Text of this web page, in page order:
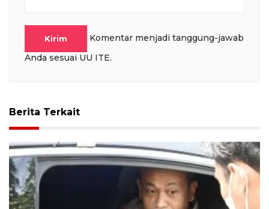
Kirim
Komentar menjadi tanggung-jawab
Anda sesuai UU ITE.
Berita Terkait